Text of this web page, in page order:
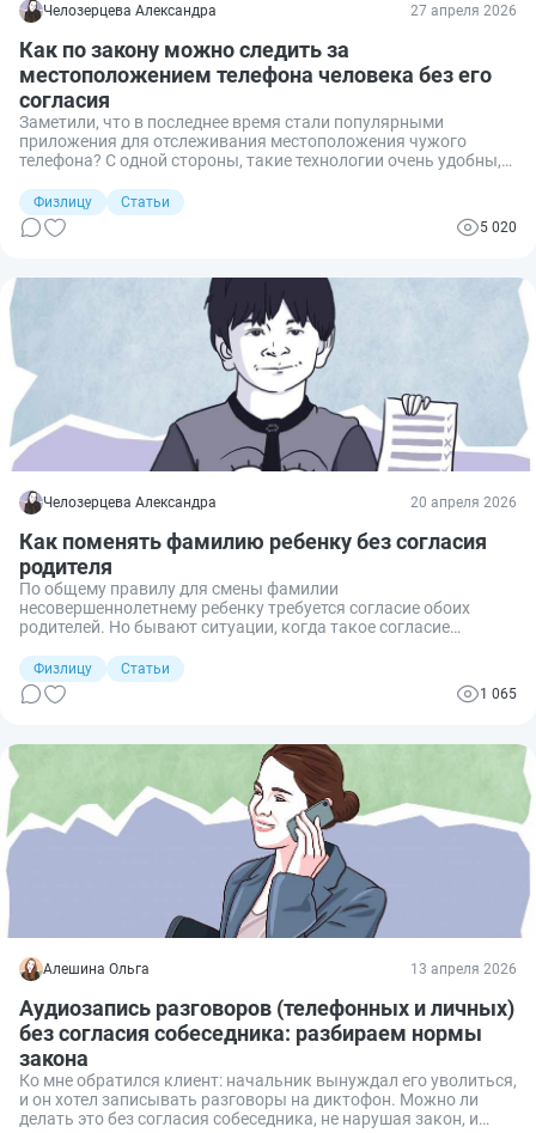
Челозерцева Александра 27 апреля 2026
Как по закону можно следить за
местоположением телефона человека без его
согласия
Заметили, что в последнее время стали популярными
приложения для отслеживания местоположения чужого
телефона? С одной стороны, такие технологии очень удобны,
родственник. Но с другой — как быть, если отслеживаемый не
желает раскрывать свое расположение? Разобралась с
вопросами правового регулирования и расскажу, можно ли
согласия.
Физлицу
Статьи
5 020
Челозерцева Александра 20 апреля 2026
Как поменять фамилию ребенку без согласия
родителя
По общему правилу для смены фамилии
несовершеннолетнему ребенку требуется согласие обоих
родителей. Но бывают ситуации, когда такое согласие
проживает с семьей и о его местонахождении ничего не
известно. Расскажу, как поменять фамилию
несовершеннолетнему без согласия родителя, а в каких
Физлицу
Статьи
1 065
Алешина Ольга 13 апреля 2026
Аудиозапись разговоров (телефонных и личных)
без согласия собеседника: разбираем нормы
закона
Ко мне обратился клиент: начальник вынуждал его уволиться,
и он хотел записывать разговоры на диктофон. Можно ли
делать это без согласия собеседника, не нарушая закон, и